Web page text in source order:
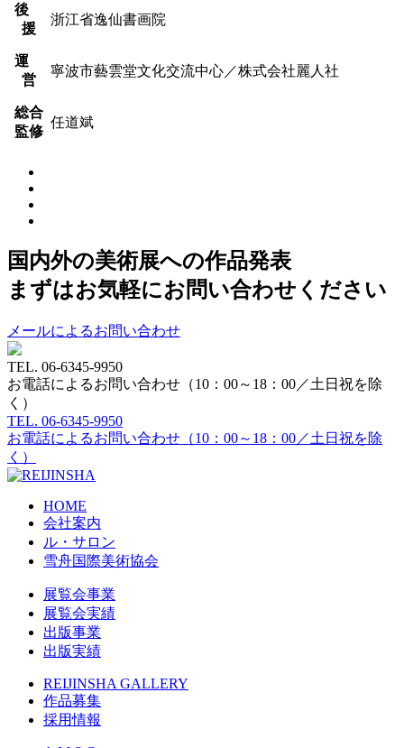
後
援
浙江省逸仙書画院
運
営
寧波市藝雲堂文化交流中心／株式会社麗人社
総合
監修
任道斌
国内外の美術展への作品発表
まずはお気軽にお問い合わせください
メールによるお問い合わせ
TEL. 06-6345-9950
お電話によるお問い合わせ（10：00～18：00／土日祝を除
く）
TEL. 06-6345-9950
お電話によるお問い合わせ（10：00～18：00／土日祝を除
く）
HOME
会社案内
ル・サロン
雪舟国際美術協会
展覧会事業
展覧会実績
出版事業
出版実績
REIJINSHA GALLERY
作品募集
採用情報